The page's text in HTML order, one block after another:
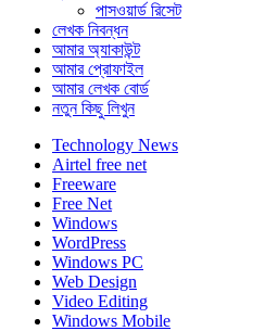
পাসওয়ার্ড রিসেট
লেখক নিবন্ধন
আমার অ্যাকাউন্ট
আমার প্রোফাইল
আমার লেখক বোর্ড
নতুন কিছু লিখুন
Technology News
Airtel free net
Freeware
Free Net
Windows
WordPress
Windows PC
Web Design
Video Editing
Windows Mobile